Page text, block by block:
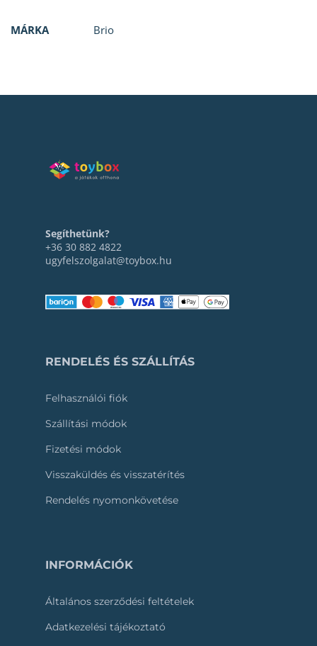
MÁRKA Brio
Segíthetünk?
+36 30 882 4822
ugyfelszolgalat@toybox.hu
RENDELÉS ÉS SZÁLLÍTÁS
Felhasználói fiók
Szállítási módok
Fizetési módok
Visszaküldés és visszatérítés
Rendelés nyomonkövetése
INFORMÁCIÓK
Általános szerződési feltételek
Adatkezelési tájékoztató